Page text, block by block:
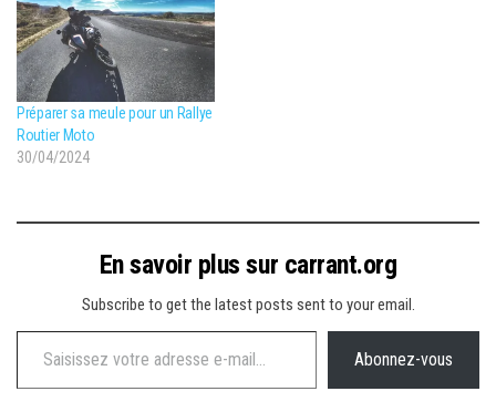
Préparer sa meule pour un Rallye
Routier Moto
30/04/2024
En savoir plus sur carrant.org
Subscribe to get the latest posts sent to your email.
Saisissez votre adresse e-mail…
Abonnez-vous